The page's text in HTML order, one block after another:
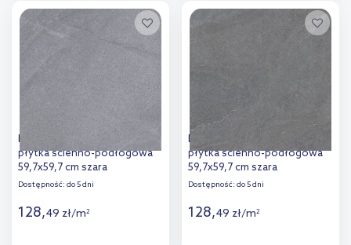
Dodaj do
Nowa Gala Stonehenge
płytka ścienno-podłogowa
59,7x59,7 cm szara
Dostępność: do 5 dni
128,49 zł/m2
Nowa Gala Stonehenge
płytka ścienno-podłogowa
59,7x59,7 cm szara
Dostępność: do 5 dni
128,49 zł/m2